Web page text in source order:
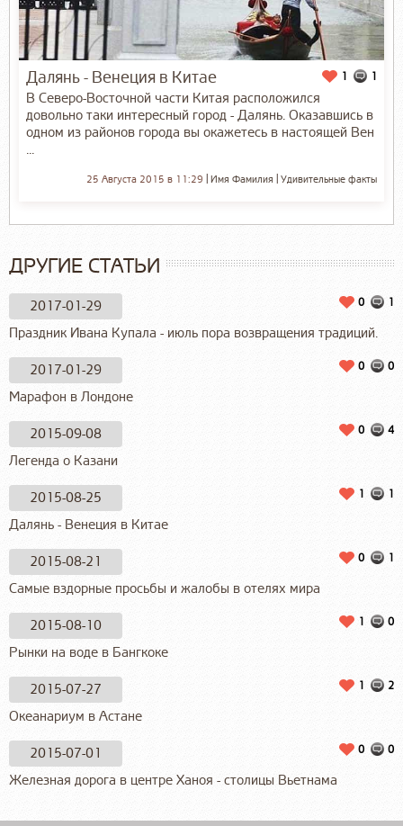
1
1
Далянь - Венеция в Китае
В Северо-Восточной части Китая расположился
довольно таки интересный город - Далянь. Оказавшись в
одном из районов города вы окажетесь в настоящей Вен
...
Удивительные факты
Имя Фамилия
25 Августа 2015 в 11:29
ДРУГИЕ СТАТЬИ
2017-01-29 1
0
Праздник Ивана Купала - июль пора возвращения традиций.
2017-01-29 0
0
Марафон в Лондоне
2015-09-08 4
0
Легенда о Казани
2015-08-25 1
1
Далянь - Венеция в Китае
2015-08-21 1
0
Самые вздорные просьбы и жалобы в отелях мира
2015-08-10 0
1
Рынки на воде в Бангкоке
2015-07-27 2
1
Океанариум в Астане
2015-07-01 0
0
Железная дорога в центре Ханоя - столицы Вьетнама